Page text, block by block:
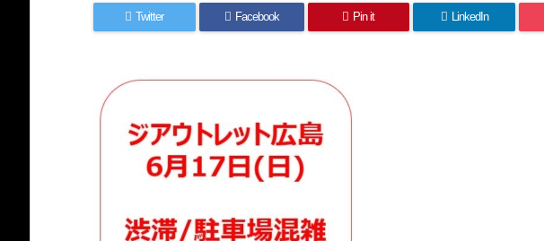
Twitter Facebook Pin it LinkedIn